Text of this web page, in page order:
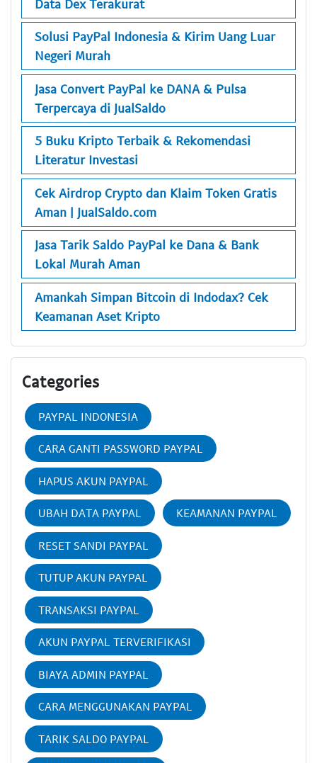
Data Dex Terakurat
Solusi PayPal Indonesia & Kirim Uang Luar
Negeri Murah
Jasa Convert PayPal ke DANA & Pulsa
Terpercaya di JualSaldo
5 Buku Kripto Terbaik & Rekomendasi
Literatur Investasi
Cek Airdrop Crypto dan Klaim Token Gratis
Aman | JualSaldo.com
Jasa Tarik Saldo PayPal ke Dana & Bank
Lokal Murah Aman
Amankah Simpan Bitcoin di Indodax? Cek
Keamanan Aset Kripto
Categories
PAYPAL INDONESIA
CARA GANTI PASSWORD PAYPAL
HAPUS AKUN PAYPAL
UBAH DATA PAYPAL KEAMANAN PAYPAL
RESET SANDI PAYPAL
TUTUP AKUN PAYPAL
TRANSAKSI PAYPAL
AKUN PAYPAL TERVERIFIKASI
BIAYA ADMIN PAYPAL
CARA MENGGUNAKAN PAYPAL
TARIK SALDO PAYPAL